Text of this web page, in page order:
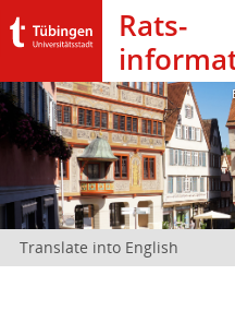
Rats­
Translate into English